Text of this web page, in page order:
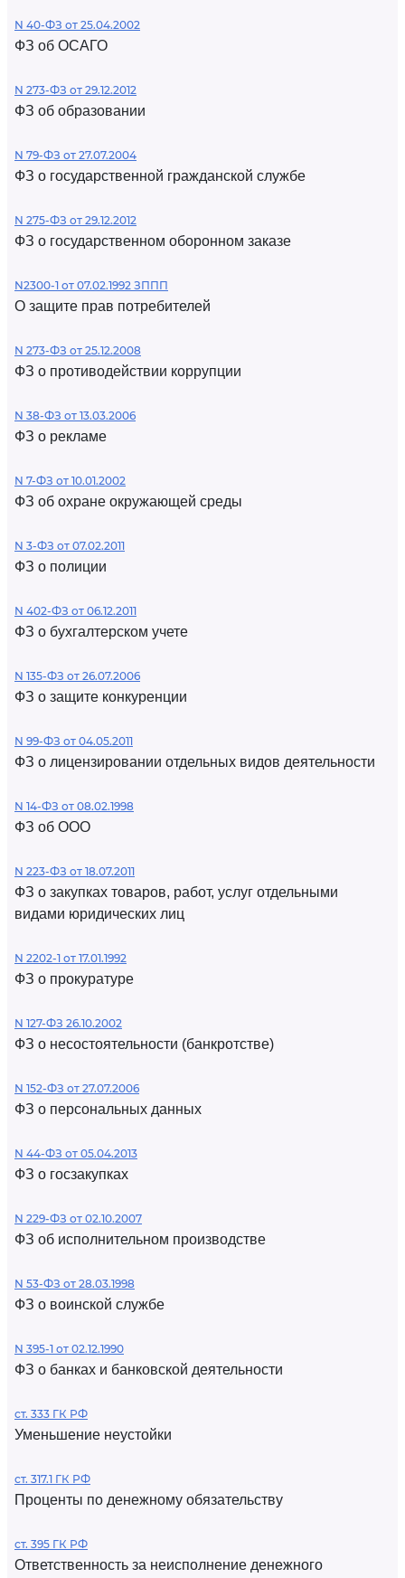
N 40-ФЗ от 25.04.2002
ФЗ об ОСАГО
N 273-ФЗ от 29.12.2012
ФЗ об образовании
N 79-ФЗ от 27.07.2004
ФЗ о государственной гражданской службе
N 275-ФЗ от 29.12.2012
ФЗ о государственном оборонном заказе
N2300-1 от 07.02.1992 ЗППП
О защите прав потребителей
N 273-ФЗ от 25.12.2008
ФЗ о противодействии коррупции
N 38-ФЗ от 13.03.2006
ФЗ о рекламе
N 7-ФЗ от 10.01.2002
ФЗ об охране окружающей среды
N 3-ФЗ от 07.02.2011
ФЗ о полиции
N 402-ФЗ от 06.12.2011
ФЗ о бухгалтерском учете
N 135-ФЗ от 26.07.2006
ФЗ о защите конкуренции
N 99-ФЗ от 04.05.2011
ФЗ о лицензировании отдельных видов деятельности
N 14-ФЗ от 08.02.1998
ФЗ об ООО
N 223-ФЗ от 18.07.2011
ФЗ о закупках товаров, работ, услуг отдельными
видами юридических лиц
N 2202-1 от 17.01.1992
ФЗ о прокуратуре
N 127-ФЗ 26.10.2002
ФЗ о несостоятельности (банкротстве)
N 152-ФЗ от 27.07.2006
ФЗ о персональных данных
N 44-ФЗ от 05.04.2013
ФЗ о госзакупках
N 229-ФЗ от 02.10.2007
ФЗ об исполнительном производстве
N 53-ФЗ от 28.03.1998
ФЗ о воинской службе
N 395-1 от 02.12.1990
ФЗ о банках и банковской деятельности
ст. 333 ГК РФ
Уменьшение неустойки
ст. 317.1 ГК РФ
Проценты по денежному обязательству
ст. 395 ГК РФ
Ответственность за неисполнение денежного